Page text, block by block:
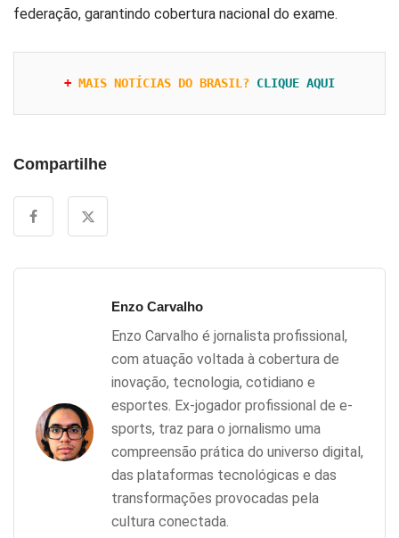
federação, garantindo cobertura nacional do exame.
+ MAIS NOTÍCIAS DO BRASIL? CLIQUE AQUI
Compartilhe
Enzo Carvalho
Enzo Carvalho é jornalista profissional,
com atuação voltada à cobertura de
inovação, tecnologia, cotidiano e
esportes. Ex-jogador profissional de e-
sports, traz para o jornalismo uma
compreensão prática do universo digital,
das plataformas tecnológicas e das
transformações provocadas pela
cultura conectada.